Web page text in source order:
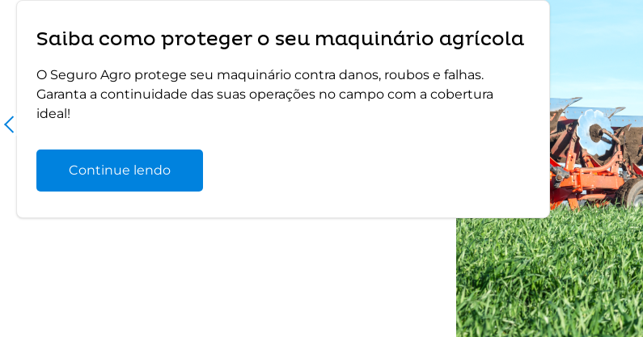
Saiba como proteger o seu maquinário agrícola
O Seguro Agro protege seu maquinário contra danos, roubos e falhas.
Garanta a continuidade das suas operações no campo com a cobertura
ideal!
Continue lendo